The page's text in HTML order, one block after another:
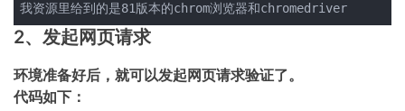
我资源里给到的是81版本的chrom浏览器和chromedriver
2、发起网页请求
环境准备好后，就可以发起网页请求验证了。
代码如下：